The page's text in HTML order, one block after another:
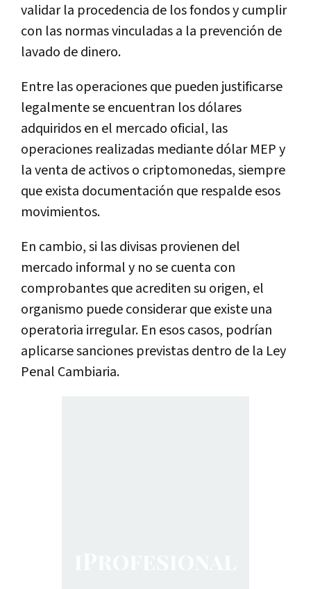
validar la procedencia de los fondos y cumplir
con las normas vinculadas a la prevención de
lavado de dinero.
Entre las operaciones que pueden justificarse
legalmente se encuentran los dólares
adquiridos en el mercado oficial, las
operaciones realizadas mediante dólar MEP y
la venta de activos o criptomonedas, siempre
que exista documentación que respalde esos
movimientos.
En cambio, si las divisas provienen del
mercado informal y no se cuenta con
comprobantes que acrediten su origen, el
organismo puede considerar que existe una
operatoria irregular. En esos casos, podrían
aplicarse sanciones previstas dentro de la Ley
Penal Cambiaria.